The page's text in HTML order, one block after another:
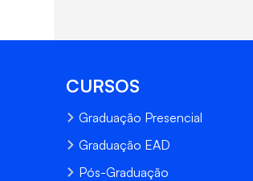
CURSOS
Graduação Presencial
Graduação EAD
Pós-Graduação